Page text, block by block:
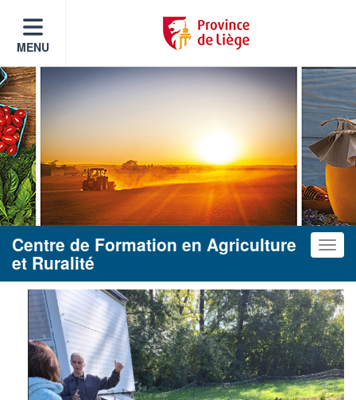
MENU
Centre de Formation en Agriculture
et Ruralité